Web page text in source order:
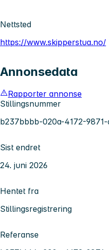
Nettsted
https://www.skipperstua.no/
Annonsedata
Rapporter annonse
Stillingsnummer
b237bbbb-020a-4172-
Sist endret
24. juni 2026
Hentet fra
Stillingsregistrering
Referanse